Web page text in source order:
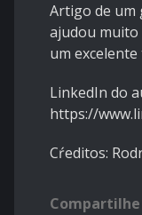
Artigo de um
ajudou muito
um
LinkedIn do
https://
Cŕeditos:
Compartilhe